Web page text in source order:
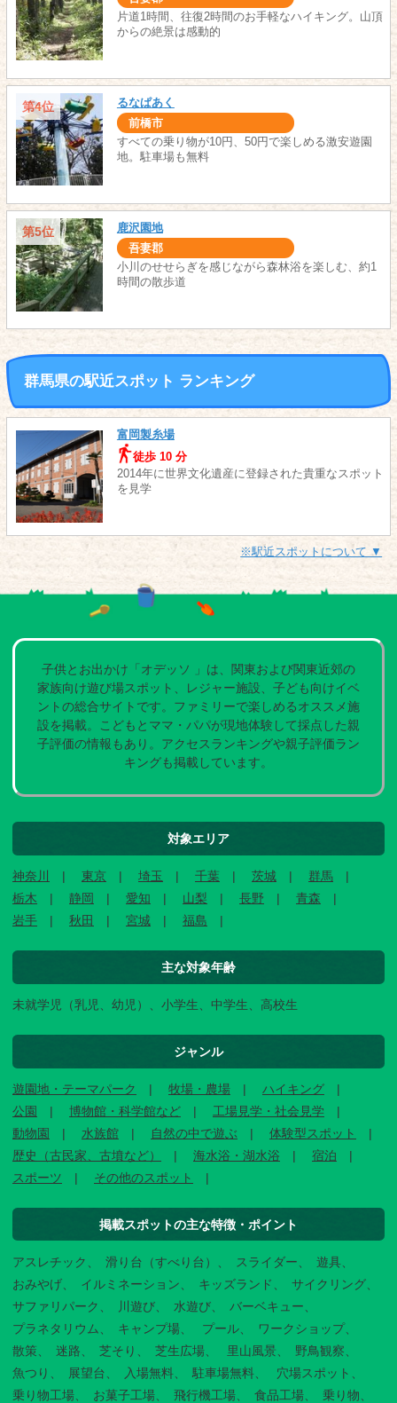
片道1時間、往復2時間のお手軽なハイキング。山頂
からの絶景は感動的
第4位 るなぱあく
前橋市
すべての乗り物が10円、50円で楽しめる激安遊園
地。駐車場も無料
第5位 鹿沢園地
吾妻郡
小川のせせらぎを感じながら森林浴を楽しむ、約1
時間の散歩道
群馬県の駅近スポット ランキング
富岡製糸場
徒歩 10 分
2014年に世界文化遺産に登録された貴重なスポット
を見学
※駅近スポットについて ▼
子供とお出かけ「オデッソ 」は、関東および関東近郊の
家族向け遊び場スポット、レジャー施設、子ども向けイベ
ントの総合サイトです。ファミリーで楽しめるオススメ施
設を掲載。こどもとママ・パパが現地体験して採点した親
子評価の情報もあり。アクセスランキングや親子評価ラン
キングも掲載しています。
対象エリア
神奈川 東京 埼玉 千葉 茨城
群馬
栃木
静岡 愛知 山梨 長野
青森
岩手
秋田 宮城 福島
主な対象年齢
未就学児（乳児、幼児）、小学生、中学生、高校生
ジャンル
遊園地・テーマパーク 牧場・農場
ハイキング
公園
博物館・科学館など
工場見学・社会見学
動物園
水族館 自然の中で遊ぶ
体験型スポット
歴史（古民家、古墳など）
海水浴・湖水浴
宿泊
スポーツ
その他のスポット
掲載スポットの主な特徴・ポイント
アスレチック 滑り台（すべり台） スライダー
遊具
おみやげ
イルミネーション キッズランド
サイクリング
サファリパーク
川遊び 水遊び
バーベキュー
プラネタリウム
キャンプ場 プール
ワークショップ
散策
迷路 芝そり 芝生広場 里山風景
野鳥観察
魚つり
展望台 入場無料 駐車場無料
穴場スポット
乗り物工場
お菓子工場 飛行機工場 食品工場 乗り物